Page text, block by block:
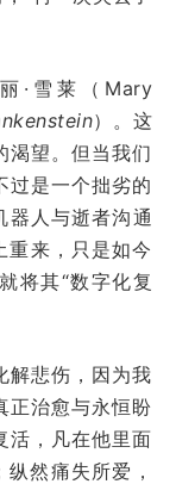
·雪莱（Mary
）。这
渴望。但当我们
过是一个拙劣的
器人与逝者沟通
重来，只是如今
将其“数字化复
解悲伤，因为我
正治愈与永恒盼
活，凡在他里面
纵然痛失所爱，